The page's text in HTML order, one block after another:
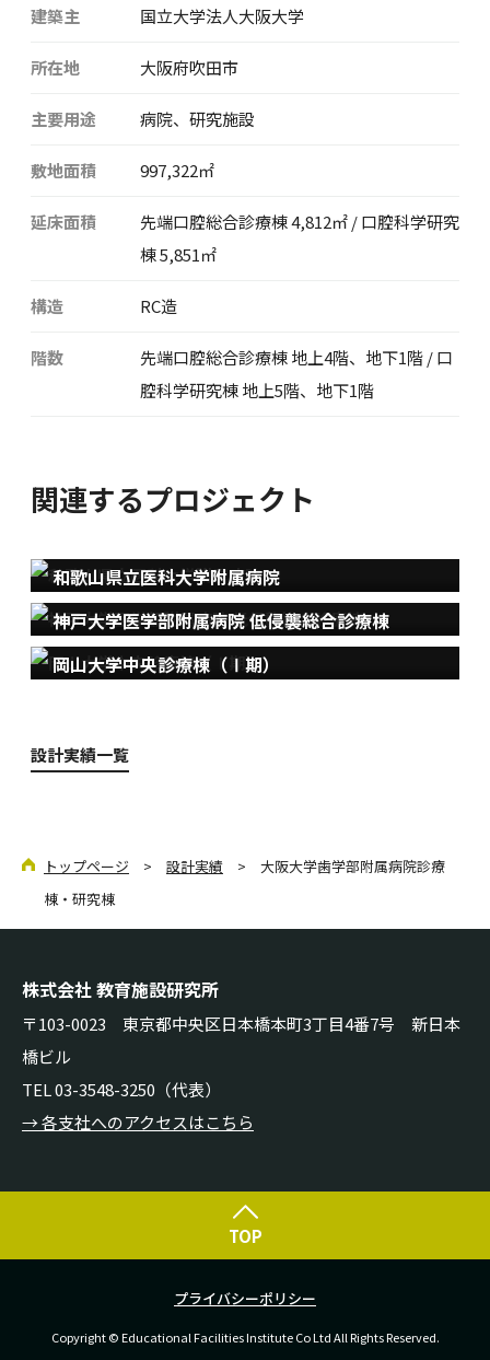
建築主 国立大学法人大阪大学
所在地 大阪府吹田市
主要用途 病院、研究施設
敷地面積 997,322㎡
延床面積
先端口腔総合診療棟 4,812㎡ / 口腔科学研究
棟 5,851㎡
構造 RC造
階数
先端口腔総合診療棟 地上4階、地下1階 / 口
腔科学研究棟 地上5階、地下1階
関連するプロジェクト
和歌山県立医科大学附属病院
神戸大学医学部附属病院 低侵襲総合診療棟
岡山大学中央診療棟（Ⅰ期）
設計実績一覧
トップページ > 設計実績 > 大阪大学歯学部附属病院診療
棟・研究棟
株式会社 教育施設研究所
〒103-0023 東京都中央区日本橋本町3丁目4番7号 新日本
橋ビル
TEL 03-3548-3250（代表）
→ 各支社へのアクセスはこちら
TOP
プライバシーポリシー
Copyright © Educational Facilities Institute Co Ltd All Rights Reserved.